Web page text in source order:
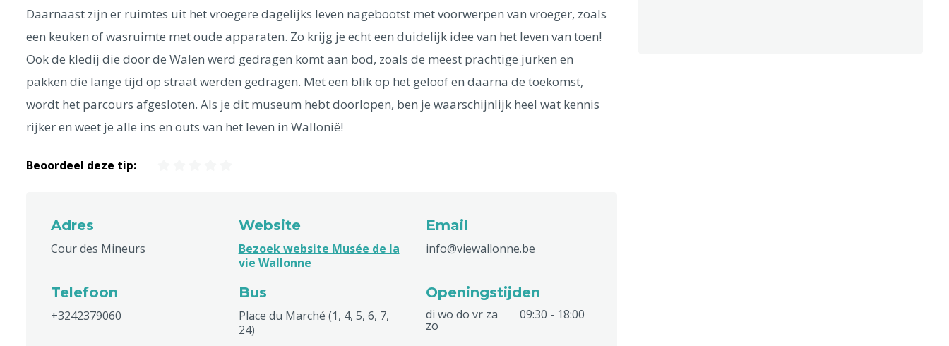
Daarnaast zijn er ruimtes uit het vroegere dagelijks leven nagebootst met voorwerpen van vroeger, zoals
een keuken of wasruimte met oude apparaten. Zo krijg je echt een duidelijk idee van het leven van toen!
Ook de kledij die door de Walen werd gedragen komt aan bod, zoals de meest prachtige jurken en
pakken die lange tijd op straat werden gedragen. Met een blik op het geloof en daarna de toekomst,
wordt het parcours afgesloten. Als je dit museum hebt doorlopen, ben je waarschijnlijk heel wat kennis
rijker en weet je alle ins en outs van het leven in Wallonië!
Beoordeel deze tip:
Adres
Cour des Mineurs
Website
Bezoek website Musée de la
vie Wallonne
Email
info@viewallonne.be
Telefoon
+3242379060
Bus
Place du Marché (1, 4, 5, 6, 7,
24)
Openingstijden
di wo do vr za
zo
09:30 - 18:00